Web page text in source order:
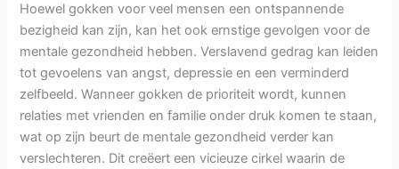
Hoewel gokken voor veel mensen een ontspannende
bezigheid kan zijn, kan het ook ernstige gevolgen voor de
mentale gezondheid hebben. Verslavend gedrag kan leiden
tot gevoelens van angst, depressie en een verminderd
zelfbeeld. Wanneer gokken de prioriteit wordt, kunnen
relaties met vrienden en familie onder druk komen te staan,
wat op zijn beurt de mentale gezondheid verder kan
verslechteren. Dit creëert een vicieuze cirkel waarin de